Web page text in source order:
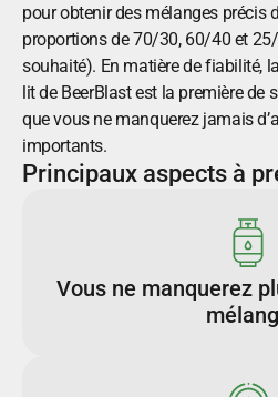
pour obtenir des mélanges précis
proportions de 70/30, 60/40 et
souhaité). En matière de fiabilité,
lit de BeerBlast est la première de
que vous ne manquerez jamais
importants.
Principaux aspects à
Vous ne manquerez